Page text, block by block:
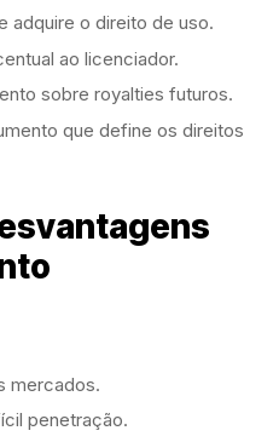
adquire o direito de uso.
ao licenciador.
sobre royalties futuros.
que define os direitos
mercados.
penetração.